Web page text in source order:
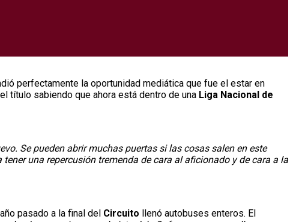
perfectamente la oportunidad mediática que fue el estar en
título sabiendo que ahora está dentro de una Liga Nacional de
Se pueden abrir muchas puertas si las cosas salen en este
una repercusión tremenda de cara al aficionado y de cara a la
pasado a la final del Circuito
llenó autobuses enteros. El